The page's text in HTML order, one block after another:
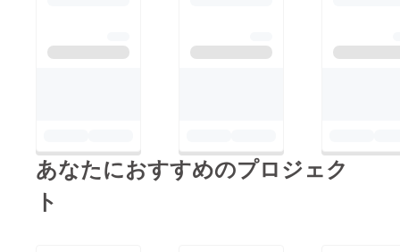
あなたにおすすめのプロジェク
ト